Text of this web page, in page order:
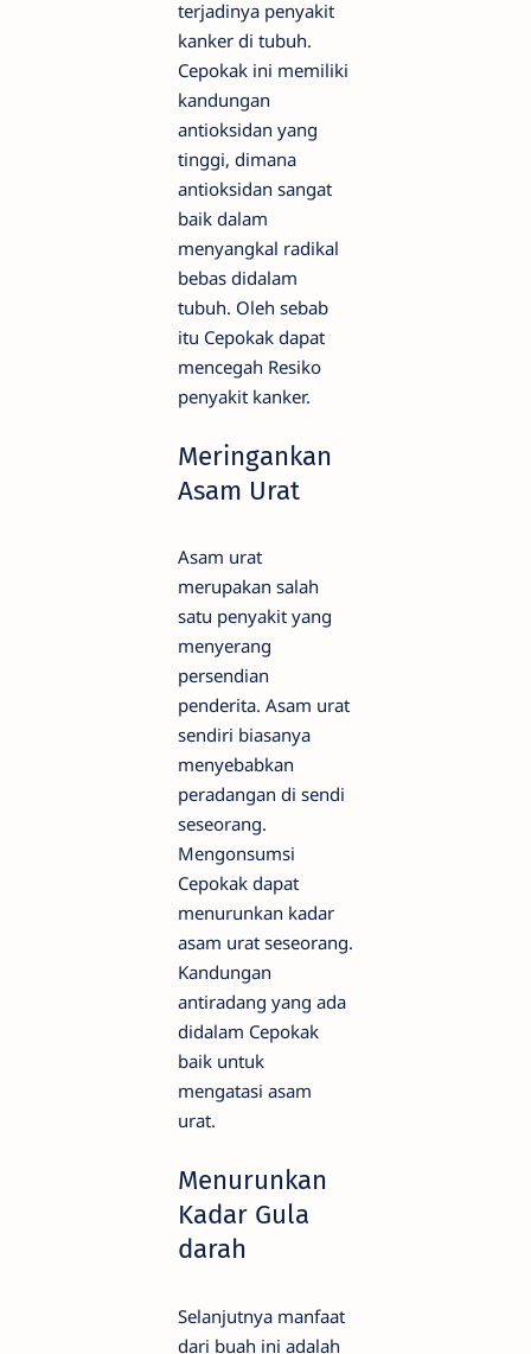
terjadinya penyakit
kanker di tubuh.
Cepokak ini memiliki
kandungan
antioksidan yang
tinggi, dimana
antioksidan sangat
baik dalam
menyangkal radikal
bebas didalam
tubuh. Oleh sebab
itu Cepokak dapat
mencegah Resiko
penyakit kanker.
Meringankan
Asam Urat
Asam urat
merupakan salah
satu penyakit yang
menyerang
persendian
penderita. Asam urat
sendiri biasanya
menyebabkan
peradangan di sendi
seseorang.
Mengonsumsi
Cepokak dapat
menurunkan kadar
asam urat seseorang.
Kandungan
antiradang yang ada
didalam Cepokak
baik untuk
mengatasi asam
urat.
Menurunkan
Kadar Gula
darah
Selanjutnya manfaat
dari buah ini adalah